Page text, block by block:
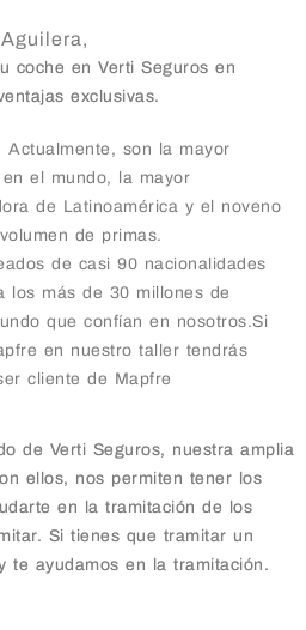
coche en Verti Seguros en
exclusivas.
Actualmente, son la mayor
el mundo, la mayor
de Latinoamérica y el noveno
de primas.
de casi 90 nacionalidades
los más de 30 millones de
que confían en nosotros.Si
en nuestro taller tendrás
cliente de Mapfre
de Verti Seguros, nuestra amplia
ellos, nos permiten tener los
en la tramitación de los
Si tienes que tramitar un
te ayudamos en la tramitación.